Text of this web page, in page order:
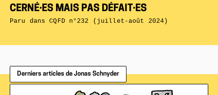
CERNÉ·ES MAIS PAS DÉFAIT·ES
Paru dansCQFD n°232 (juillet-août 2024)
Derniers articles de Jonas Schnyder